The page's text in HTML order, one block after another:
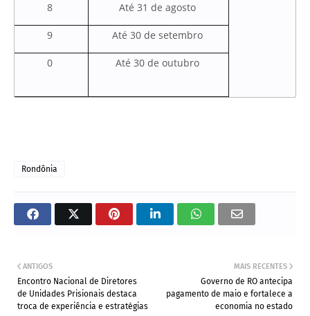
8 Até 31 de agosto
9 Até 30 de setembro
0 Até 30 de outubro
Rondônia
MAIS RECENTES
Governo de RO antecipa
pagamento de maio e fortalece a
economia no estado
ANTIGOS
Encontro Nacional de Diretores
de Unidades Prisionais destaca
troca de experiência e estratégias